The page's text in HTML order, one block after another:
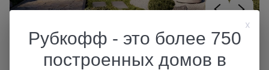
Balance
Площадь:613 м2Размер:x м
Рубкофф - это более 750
построенных домов в
x